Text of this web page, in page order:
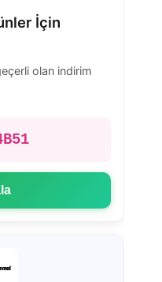
İçin
olan indirim